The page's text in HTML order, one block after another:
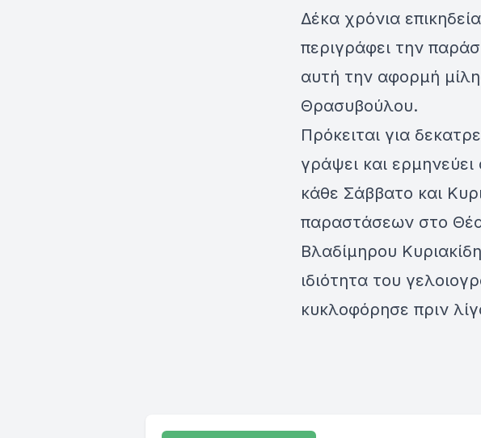
Δέκα χρόνια
περιγράφει την
αυτή την αφορμή
Θρασυβούλου.
Πρόκειται για
γράψει και
κάθε Σάββατο και
παραστάσεων στο
Βλαδίμηρου
ιδιότητα του
κυκλοφόρησε πριν